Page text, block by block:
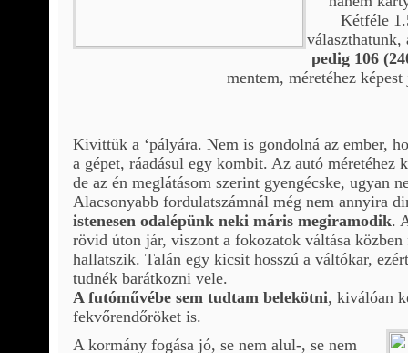
Kétféle
választhatunk,
pedig 106
mentem, méretéhez
Kivittük a ‘pályára. Nem is gondolná az ember,
a gépet, ráadásul egy kombit. Az autó méretéhez
de az én meglátásom szerint gyengécske, ugyan
Alacsonyabb fordulatszámnál még nem annyira
istenesen odalépünk neki máris megiramodik.
rövid úton jár, viszont a fokozatok váltása közben
hallatszik. Talán egy kicsit hosszú a váltókar,
tudnék barátkozni vele.
A futóművébe sem tudtam belekötni, kiválóan
fekvőrendőröket is.
A kormány fogása jó, se nem alul-, se nem